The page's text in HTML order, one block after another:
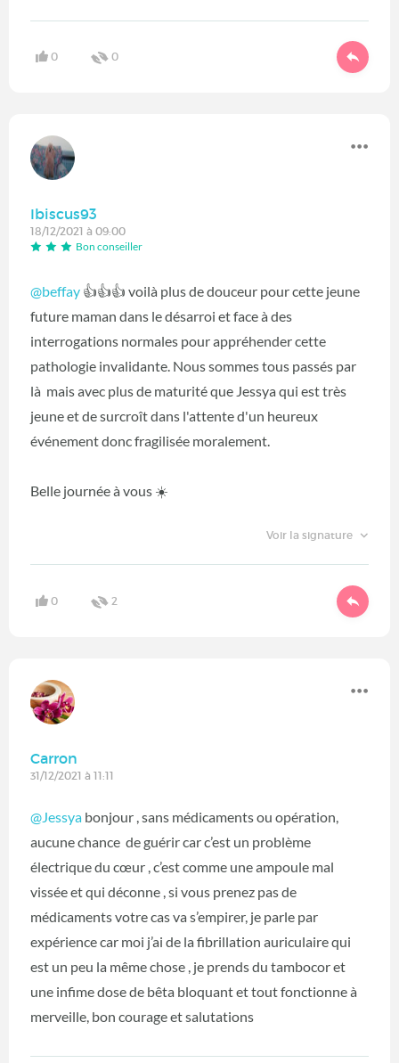
0 0
Ibiscus93
18/12/2021 à 09:00
Bon conseiller
@beffay 👍👍👍 voilà plus de douceur pour cette jeune
future maman dans le désarroi et face à des
interrogations normales pour appréhender cette
pathologie invalidante. Nous sommes tous passés par
là mais avec plus de maturité que Jessya qui est très
jeune et de surcroît dans l'attente d'un heureux
événement donc fragilisée moralement.
Belle journée à vous ☀️
Voir la signature
0 2
Carron
31/12/2021 à 11:11
@Jessya bonjour , sans médicaments ou opération,
aucune chance de guérir car c’est un problème
électrique du cœur , c’est comme une ampoule mal
vissée et qui déconne , si vous prenez pas de
médicaments votre cas va s’empirer, je parle par
expérience car moi j’ai de la fibrillation auriculaire qui
est un peu la même chose , je prends du tambocor et
une infime dose de bêta bloquant et tout fonctionne à
merveille, bon courage et salutations